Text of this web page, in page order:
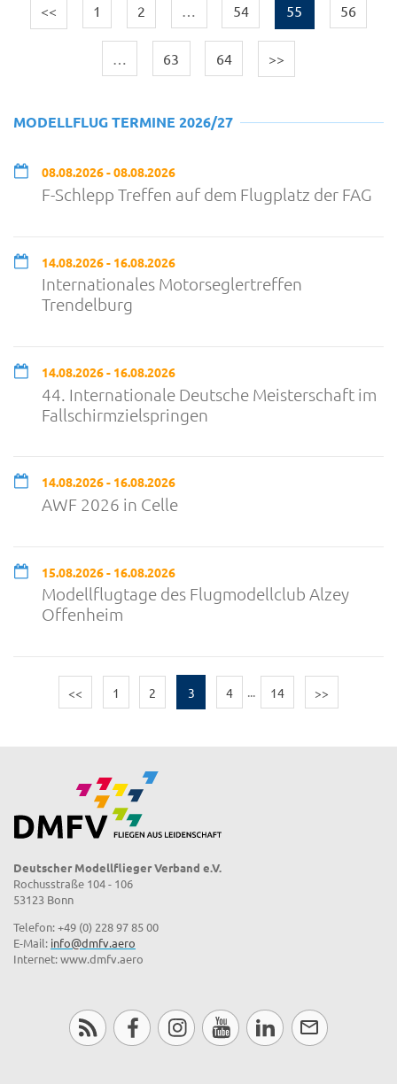
<< 1 2 … 54 55 56
63 64 >>
MODELLFLUG TERMINE 2026/27
08.08.2026 - 08.08.2026
F-Schlepp Treffen auf dem Flugplatz der FAG
14.08.2026 - 16.08.2026
Internationales Motorseglertreffen
Trendelburg
14.08.2026 - 16.08.2026
44. Internationale Deutsche Meisterschaft im
Fallschirmzielspringen
14.08.2026 - 16.08.2026
AWF 2026 in Celle
15.08.2026 - 16.08.2026
Modellflugtage des Flugmodellclub Alzey
Offenheim
<< 1 2 3 4 ... 14 >>
Deutscher Modellflieger Verband e.V.
Rochusstraße 104 - 106
53123 Bonn
Telefon: +49 (0) 228 97 85 00
E-Mail: info@dmfv.aero
Internet: www.dmfv.aero